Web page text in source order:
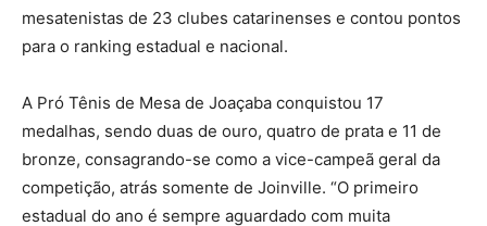
mesatenistas de 23 clubes catarinenses e contou pontos
para o ranking estadual e nacional.
A Pró Tênis de Mesa de Joaçaba conquistou 17
medalhas, sendo duas de ouro, quatro de prata e 11 de
bronze, consagrando-se como a vice-campeã geral da
competição, atrás somente de Joinville. “O primeiro
estadual do ano é sempre aguardado com muita